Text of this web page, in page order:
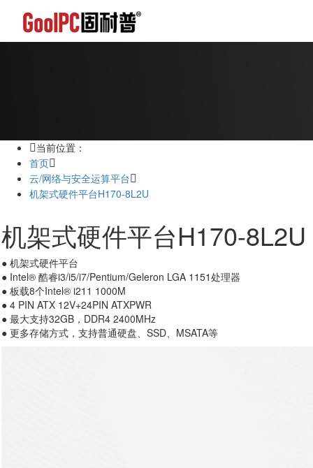
当前位置：
首页
云/网络与安全运算平台
机架式硬件平台H170-8L2U
机架式硬件平台H170-8L2U
● 机架式硬件平台
● Intel® 酷睿i3/i5/i7/Pentium/Geleron LGA 1151处理器
● 板载8个Intel® i211 1000M
● 4 PIN ATX 12V+24PIN ATXPWR
● 最大支持32GB，DDR4 2400MHz
● 更多存储方式，支持普通硬盘、SSD、MSATA等